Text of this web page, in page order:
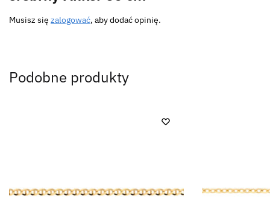
Musisz się zalogować, aby dodać opinię.
Podobne produkty